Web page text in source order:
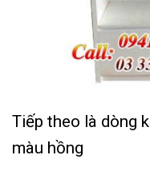
Tiếp theo là dòng
màu hồng